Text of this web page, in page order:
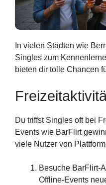
In vielen Städten wie
Singles zum
bieten dir tolle Chancen
Du triffst Singles oft bei
Events wie BarFlirt
viele Nutzer von
Besuche BarFlirt-
Offline-Events